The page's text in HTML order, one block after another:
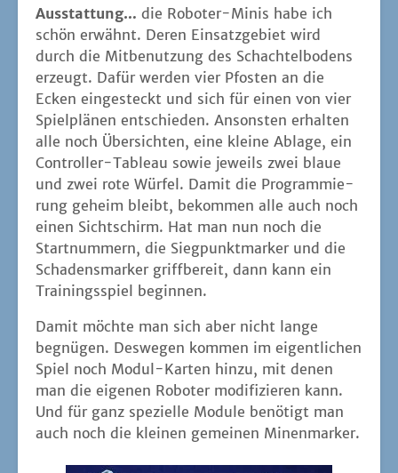
Aus­stat­tung… die Robo­ter-Minis habe ich
schön erwähnt. Deren Ein­satz­ge­biet wird
durch die Mit­be­nut­zung des Schach­tel­bo­dens
erzeugt. Dafür wer­den vier Pfos­ten an die
Ecken ein­ge­steckt und sich für einen von vier
Spiel­plä­nen ent­schie­den. Ansons­ten erhal­ten
alle noch Über­sich­ten, eine klei­ne Abla­ge, ein
Con­trol­ler-Tableau sowie jeweils zwei blaue
und zwei rote Wür­fel. Damit die Pro­gram­mie­
rung geheim bleibt, bekom­men alle auch noch
einen Sicht­schirm. Hat man nun noch die
Start­num­mern, die Sieg­punkt­mar­ker und die
Scha­dens­mar­ker griff­be­reit, dann kann ein
Trai­nings­spiel beginnen.
Damit möch­te man sich aber nicht lan­ge
begnü­gen. Des­we­gen kom­men im eigent­li­chen
Spiel noch Modul-Kar­ten hin­zu, mit denen
man die eige­nen Robo­ter modi­fi­zie­ren kann.
Und für ganz spe­zi­el­le Modu­le benö­tigt man
auch noch die klei­nen gemei­nen Minenmarker.